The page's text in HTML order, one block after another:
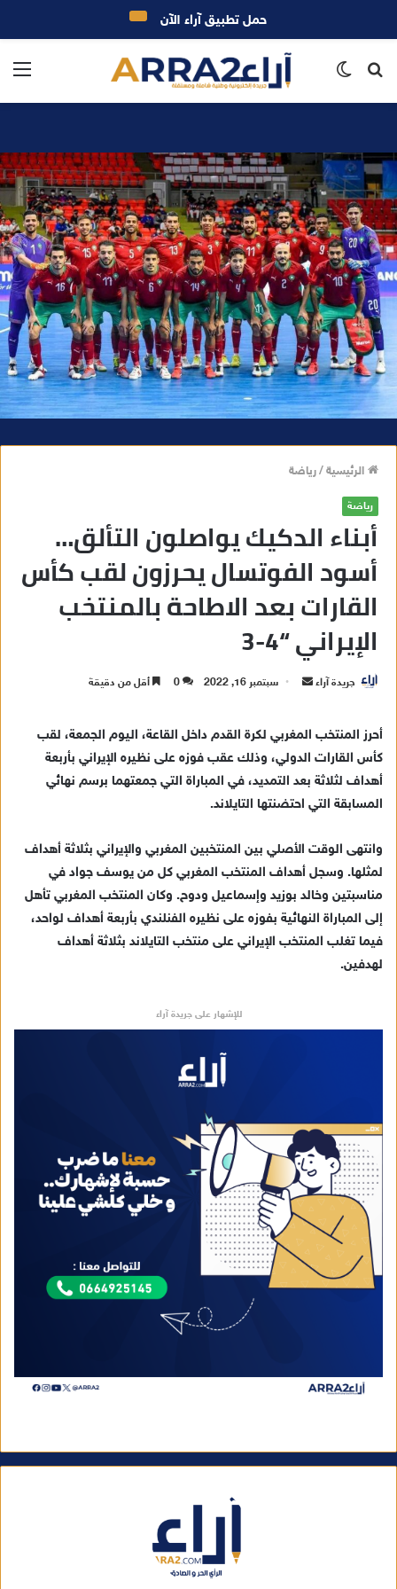
بحث
الرئيسية/رياضة
رياضة
أبناء الدكيك يواصلون التألق…
أسود الفوتسال يحرزون لقب كأس
القارات بعد الاطاحة بالمنتخب
الإيراني “4-3
جريدة آراء
ر
ي
ا
إ
ل
ك
ت
سبتمبر 16, 2022 0 أقل من دقيقة
أحرز المنتخب المغربي لكرة القدم داخل القاعة، اليوم الجمعة، لقب
كأس القارات الدولي، وذلك عقب فوزه على نظيره الإيراني بأربعة
أهداف لثلاثة بعد التمديد، في المباراة التي جمعتهما برسم نهائي
المسابقة التي احتضنتها التايلاند.
وانتهى الوقت الأصلي بين المنتخبين المغربي والإيراني بثلاثة أهداف
لمثلها. وسجل أهداف المنتخب المغربي كل من يوسف جواد في
مناسبتين وخالد بوزيد وإسماعيل ودوح. وكان المنتخب المغربي تأهل
إلى المباراة النهائية بفوزه على نظيره الفنلندي بأربعة أهداف لواحد،
فيما تغلب المنتخب الإيراني على منتخب التايلاند بثلاثة أهداف
لهدفين.
للإشهار على جريدة آراء
حمل تطبيق آراء الآن